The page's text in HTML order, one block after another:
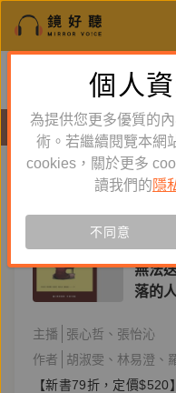
鏡好聽全新
體驗全面升級，
有聲書
楊美紅
無法
落的
主播 張心哲
張怡沁
作者
胡淑雯 林易澄
【新書79折，定價
個人
為提供您更多優質的
術。若繼續閱覽本網
cookies，關於更多
讀我們的 隱
不同意